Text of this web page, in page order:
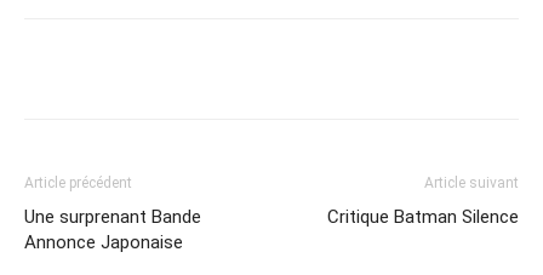
Article précédent
Une surprenant Bande
Annonce Japonaise
Article suivant
Critique Batman Silence